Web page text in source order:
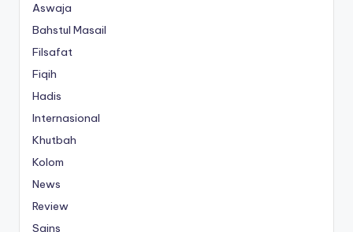
Aswaja
Bahstul Masail
Filsafat
Fiqih
Hadis
Internasional
Khutbah
Kolom
News
Review
Sains